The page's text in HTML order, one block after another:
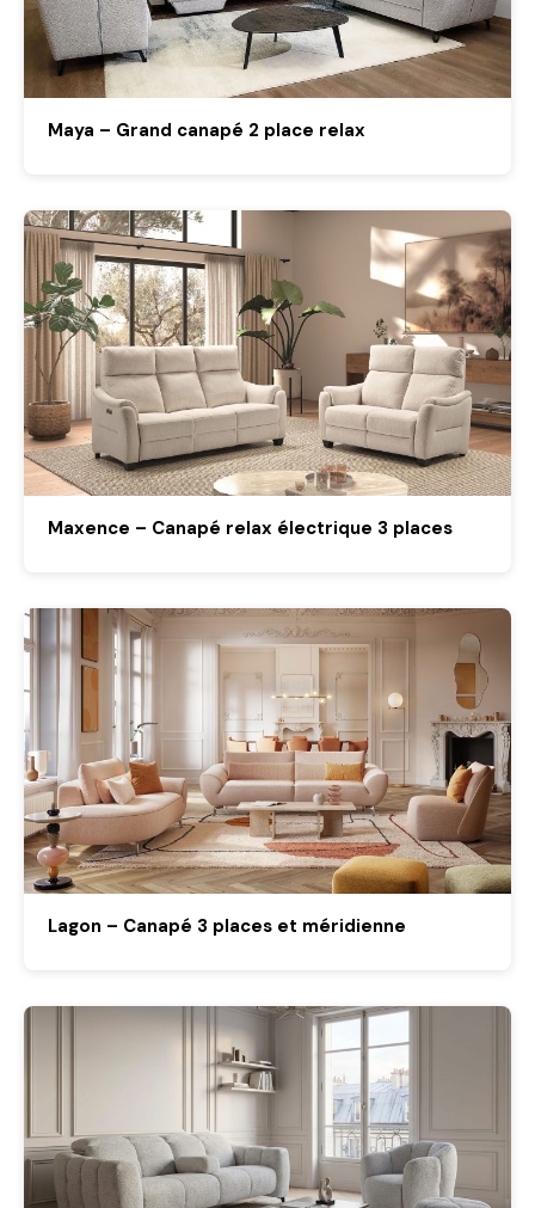
Maya – Grand canapé 2 place relax
Maxence – Canapé relax électrique 3 places
Lagon – Canapé 3 places et méridienne